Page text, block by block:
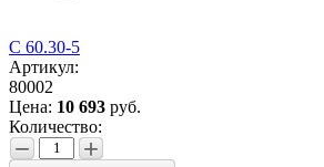
С 60.30-5
Артикул:
80002
Цена: 10 693 руб.
Количество:
− +